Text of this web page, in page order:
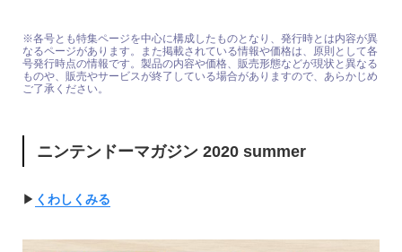
※各号とも特集ページを中心に構成したものとなり、発行時とは内容が異
なるページがあります。また掲載されている情報や価格は、原則として各
号発行時点の情報です。製品の内容や価格、販売形態などが現状と異なる
ものや、販売やサービスが終了している場合がありますので、あらかじめ
ご了承ください。
ニンテンドーマガジン 2020 summer
▶︎ くわしくみる